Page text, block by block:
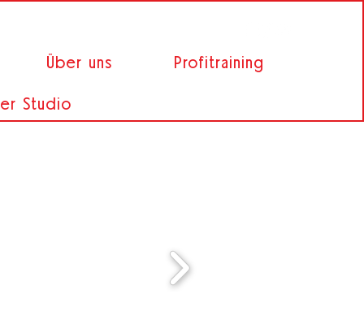
Über uns Profitraining
Studio